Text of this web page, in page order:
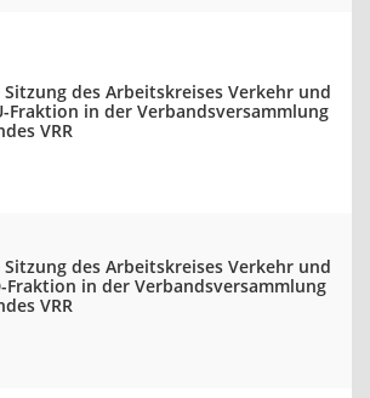
des Arbeitskreises Verkehr und
Fraktion in der Verbandsversammlung
VRR
des Arbeitskreises Verkehr und
Fraktion in der Verbandsversammlung
VRR